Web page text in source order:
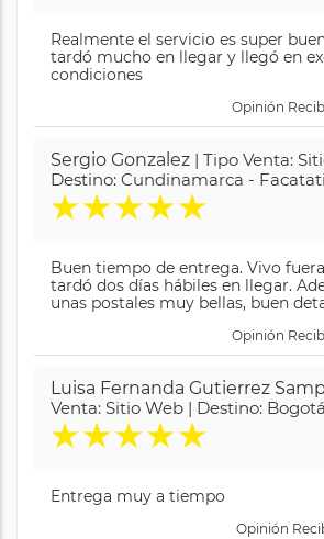
Realmente el servicio es super
tardó mucho en llegar y llegó en
condiciones
Opinión
Sergio Gonzalez | Tipo Venta:
Destino: Cundinamarca -
★★★★★
Buen tiempo de entrega. Vivo
tardó dos días hábiles en llegar.
unas postales muy bellas, buen
Opinión
Luisa Fernanda Gutierrez
Venta: Sitio Web | Destino:
★★★★★
Entrega muy a tiempo
Opinión